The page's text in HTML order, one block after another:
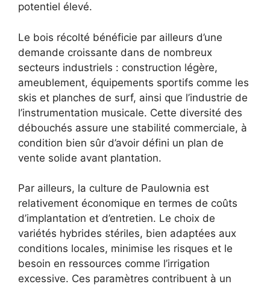
potentiel élevé.
Le bois récolté bénéficie par ailleurs d’une
demande croissante dans de nombreux
secteurs industriels : construction légère,
ameublement, équipements sportifs comme les
skis et planches de surf, ainsi que l’industrie de
l’instrumentation musicale. Cette diversité des
débouchés assure une stabilité commerciale, à
condition bien sûr d’avoir défini un plan de
vente solide avant plantation.
Par ailleurs, la culture de Paulownia est
relativement économique en termes de coûts
d’implantation et d’entretien. Le choix de
variétés hybrides stériles, bien adaptées aux
conditions locales, minimise les risques et le
besoin en ressources comme l’irrigation
excessive. Ces paramètres contribuent à un